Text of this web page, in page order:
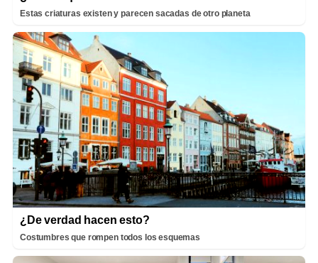
Estas criaturas existen y parecen sacadas de otro planeta
¿De verdad hacen esto?
Costumbres que rompen todos los esquemas